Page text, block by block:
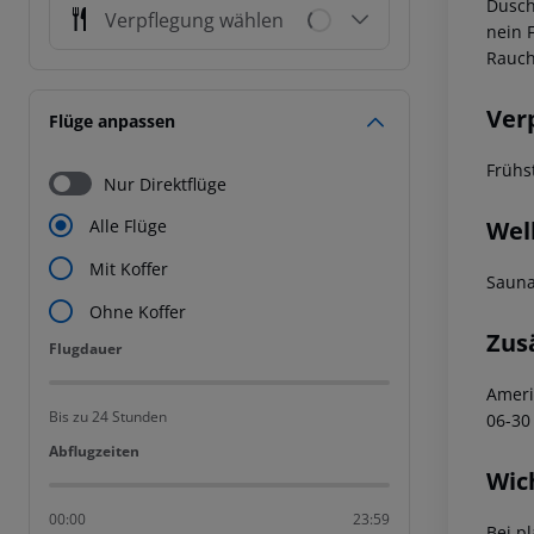
Verpflegung wählen
Flüge anpassen
Nur Direktflüge
Alle Flüge
Mit Koffer
Ohne Koffer
Flugdauer
Flugdauer
Bis zu 24 Stunden
Abflugzeiten
Abflugzeiten
00:00 23:59
nein
06-